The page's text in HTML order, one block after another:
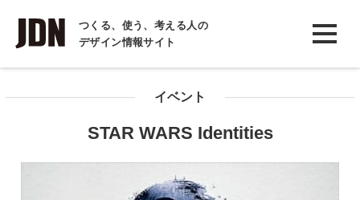
つくる、使う、考える人の
デザイン情報サイト
INTERVIEW
インタビュー
イベント
STAR WARS Identities